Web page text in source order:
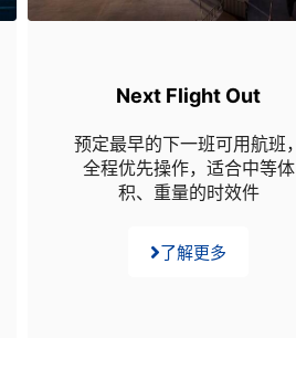
Next Flight Out
预定最早的下一班可用航班，
全程优先操作，适合中等体
积、重量的时效件
了解更多